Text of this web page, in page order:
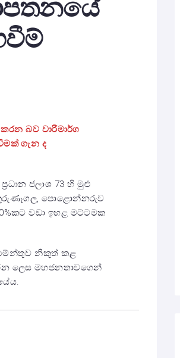
බව වාරිමාර්ග
ගැන ද
ජලාශ 73 හි මුළු
කුරුණෑගල, පොළොන්නරුව
වඩා ඉහළ මට්ටමක
නිකුත් කළ
ලෙස මහජනතාවගෙන්